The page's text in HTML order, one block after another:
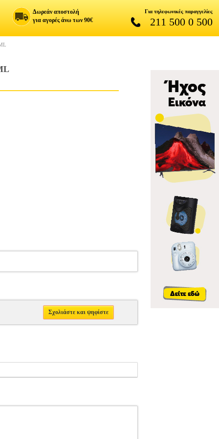
Δωρεάν αποστολή
για αγορές άνω των 90€
Για τηλεφωνικές παραγγελίες
211 500 0 500
Σχολιάστε και ψηφίστε